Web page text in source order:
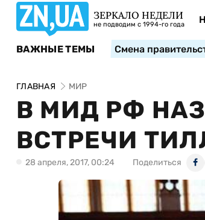
ЗЕРКАЛО НЕДЕЛИ
не подводим с 1994-го года
ВАЖНЫЕ ТЕМЫ Смена
ГЛАВНАЯ МИР
В МИД РФ
ВСТРЕЧИ
28 апреля, 2017, 00:24 Поделиться